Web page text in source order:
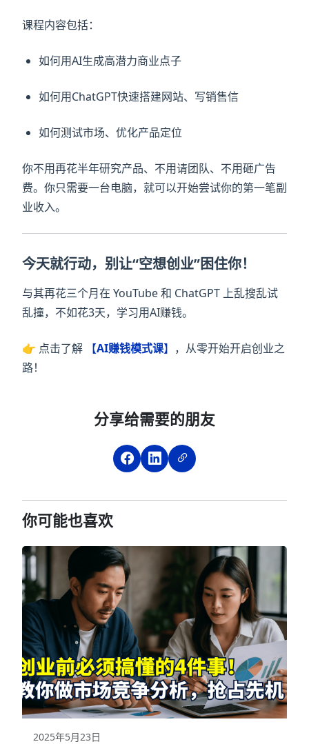
课程内容包括：
如何用AI生成高潜力商业点子
如何用ChatGPT快速搭建网站、写销售信
如何测试市场、优化产品定位
你不用再花半年研究产品、不用请团队、不用砸广告
费。你只需要一台电脑，就可以开始尝试你的第一笔副
业收入。
今天就行动，别让“空想创业”困住你！
与其再花三个月在 YouTube 和 ChatGPT 上乱搜乱试
乱撞，不如花3天，学习用AI赚钱。
👉 点击了解 【AI赚钱模式课】 ，从零开始开启创业之
路！
分享给需要的朋友
你可能也喜欢
2025年5月23日